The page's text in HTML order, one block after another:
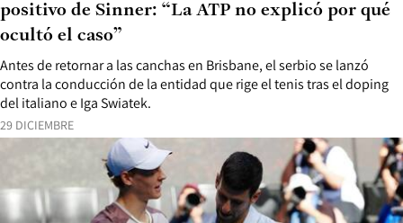
29 DICIEMBRE
Antes de retornar a las canchas en Brisbane, el serbio se lanzó
contra la conducción de la entidad que rige el tenis tras el doping
del italiano e Iga Swiatek.
positivo de Sinner: “La ATP no explicó por qué
ocultó el caso”